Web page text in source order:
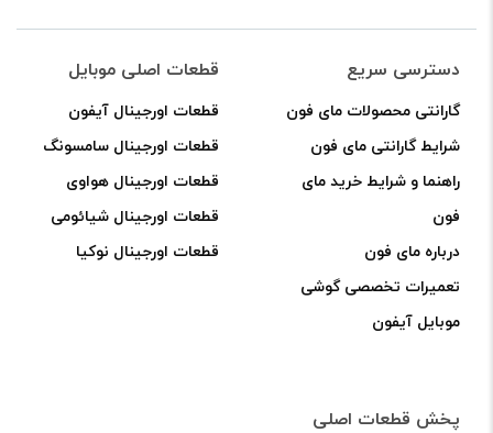
دسترسی سریع
گارانتی محصولات مای فون
شرایط گارانتی مای فون
راهنما و شرایط خرید مای
فون
درباره مای فون
تعمیرات تخصصی گوشی
موبایل آیفون
قطعات اصلی موبایل
قطعات اورجینال آیفون
قطعات اورجینال سامسونگ
قطعات اورجینال هواوی
قطعات اورجینال شیائومی
قطعات اورجینال نوکیا
پخش قطعات اصلی